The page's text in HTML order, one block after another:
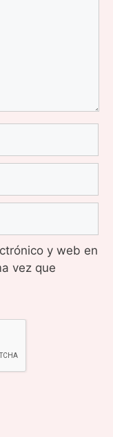
y web en
vez que